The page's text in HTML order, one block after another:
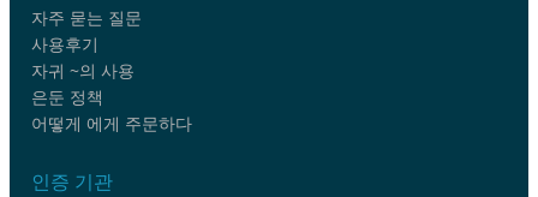
자주 묻는 질문
사용후기
자귀 ~의 사용
은둔 정책
어떻게 에게 주문하다
인증 기관